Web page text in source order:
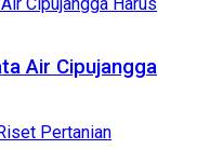
Air Cipujangga